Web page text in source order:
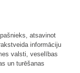
atsavinot
informāciju
valsti, veselības
un turēšanas